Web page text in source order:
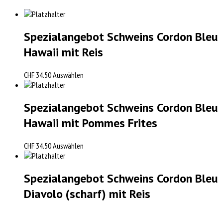
Spezialangebot Schweins Cordon Bleu
Hawaii mit Reis
CHF 34.50Auswählen
Spezialangebot Schweins Cordon Bleu
Hawaii mit Pommes Frites
CHF 34.50Auswählen
Spezialangebot Schweins Cordon Bleu
Diavolo (scharf) mit Reis